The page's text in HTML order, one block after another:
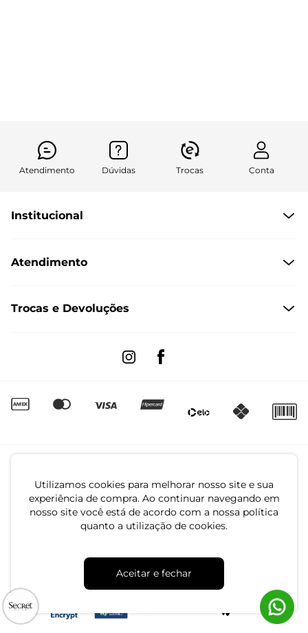
Utilizamos cookies para melhorar nosso site e sua
experiência de compra. Ao continuar navegando em
nosso site você está de acordo com a nossa política
quanto a utilização de cookies.
Aceitar e fechar
Atendimento Dúvidas Trocas Conta
Institucional
Políticas de Privacidade
Formas de Entrega
Regulamento de Promoções
Canal de Denúncias | Ética
Atendimento
Fale conosco pelo WhatsApp
Trocas e Devoluções
Av. Maria Marangoni, 391 - 89129-080 - Luiz Alves - SC